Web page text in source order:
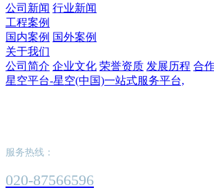
公司新闻 行业新闻
工程案例
国内案例 国外案例
关于我们
公司简介 企业文化 荣誉资质 发展历程 合
星空平台-星空(中国)一站式服务平台,
服务热线：
020-87566596